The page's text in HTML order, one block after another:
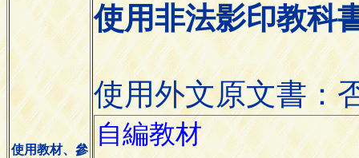
使用教材、參
使用非法影印教科
使用外文原文書：